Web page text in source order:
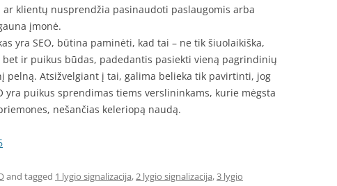
klientų nusprendžia pasinaudoti paslaugomis arba
įmonė.
yra SEO, būtina paminėti, kad tai – ne tik šiuolaikiška,
ir puikus būdas, padedantis pasiekti vieną pagrindinių
pelną. Atsižvelgiant į tai, galima belieka tik pavirtinti, jog
yra puikus sprendimas tiems verslininkams, kurie mėgsta
nešančias keleriopą naudą.
and tagged 1 lygio signalizacija,2 lygio signalizacija,3 lygio